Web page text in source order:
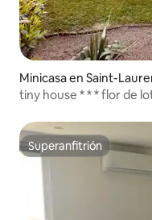
Minicasa en Saint-
tiny house * * * flor de
Superanfitrión
Superanfitrión